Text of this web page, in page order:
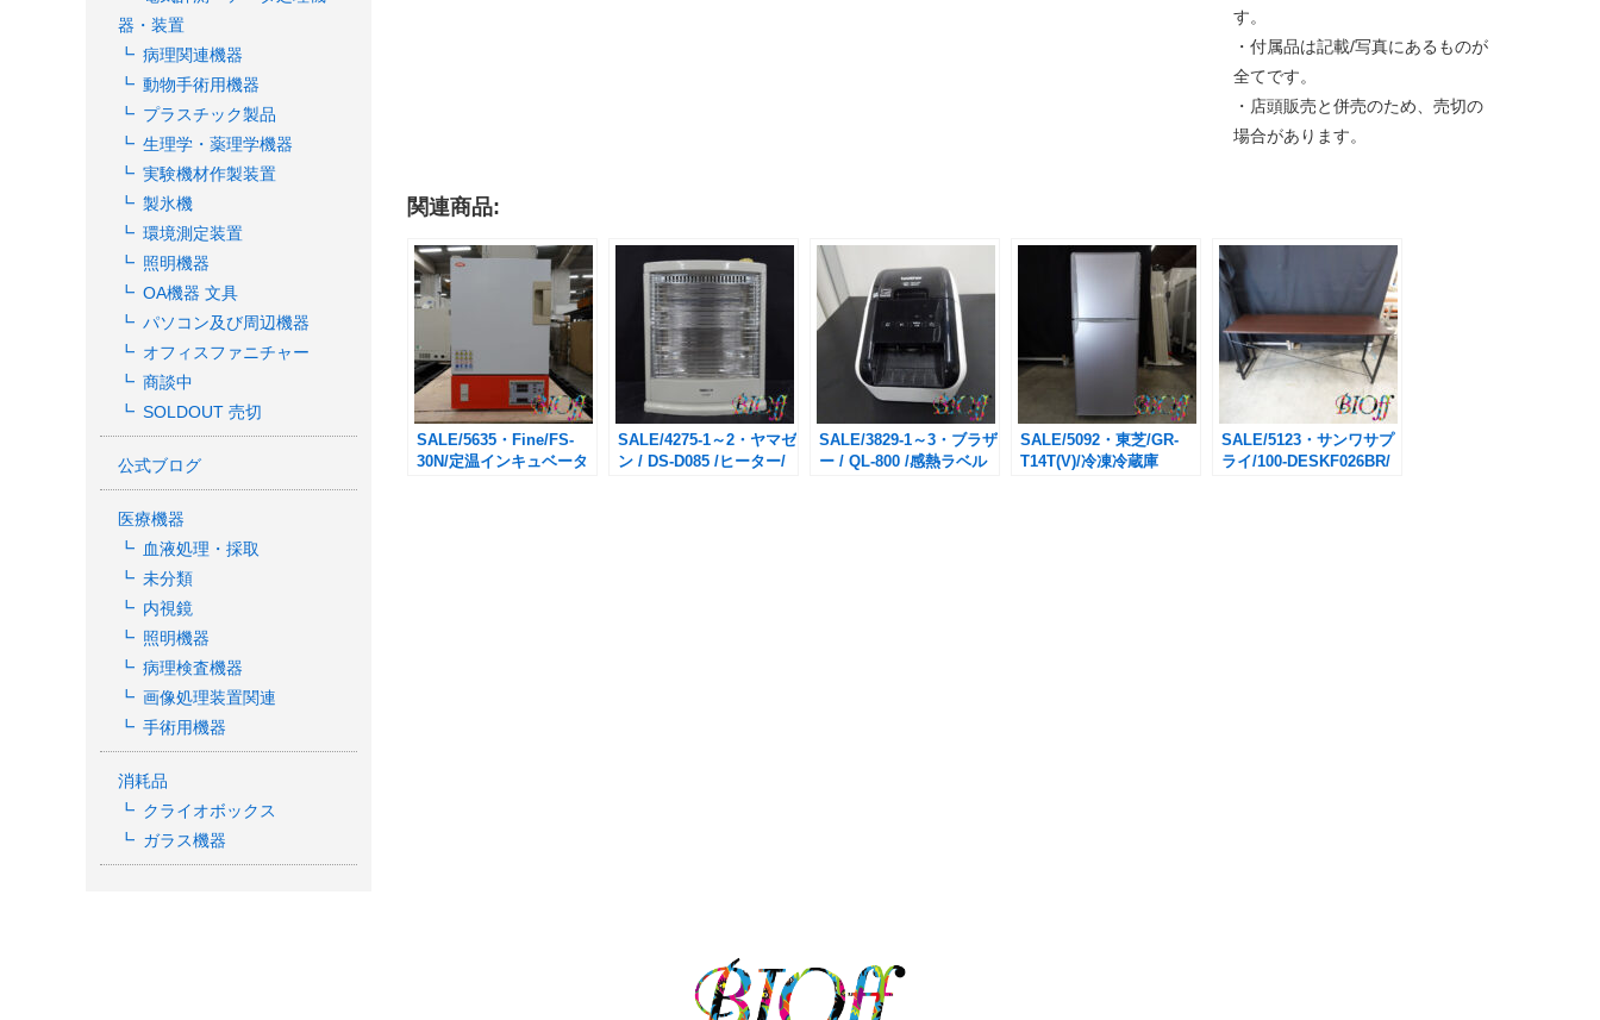
器・装置
病理関連機器
動物手術用機器
プラスチック製品
生理学・薬理学機器
実験機材作製装置
製氷機
環境測定装置
照明機器
OA機器 文具
パソコン及び周辺機器
オフィスファニチャー
商談中
SOLDOUT 売切
公式ブログ
医療機器
血液処理・採取
未分類
内視鏡
照明機器
病理検査機器
画像処理装置関連
手術用機器
消耗品
クライオボックス
ガラス機器
す。
・付属品は記載/写真にあるものが
全てです。
・店頭販売と併売のため、売切の
場合があります。
関連商品:
SALE/5635・Fine/FS-
30N/定温インキュベータ
SALE/4275-1～2・ヤマゼ
ン / DS-D085 /ヒーター/
SALE/3829-1～3・ブラザ
ー / QL-800 /感熱ラベル
SALE/5092・東芝/GR-
T14T(V)/冷凍冷蔵庫
SALE/5123・サンワサプ
ライ/100-DESKF026BR/